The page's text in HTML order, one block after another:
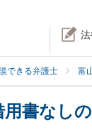
できる弁護士 富
書なし